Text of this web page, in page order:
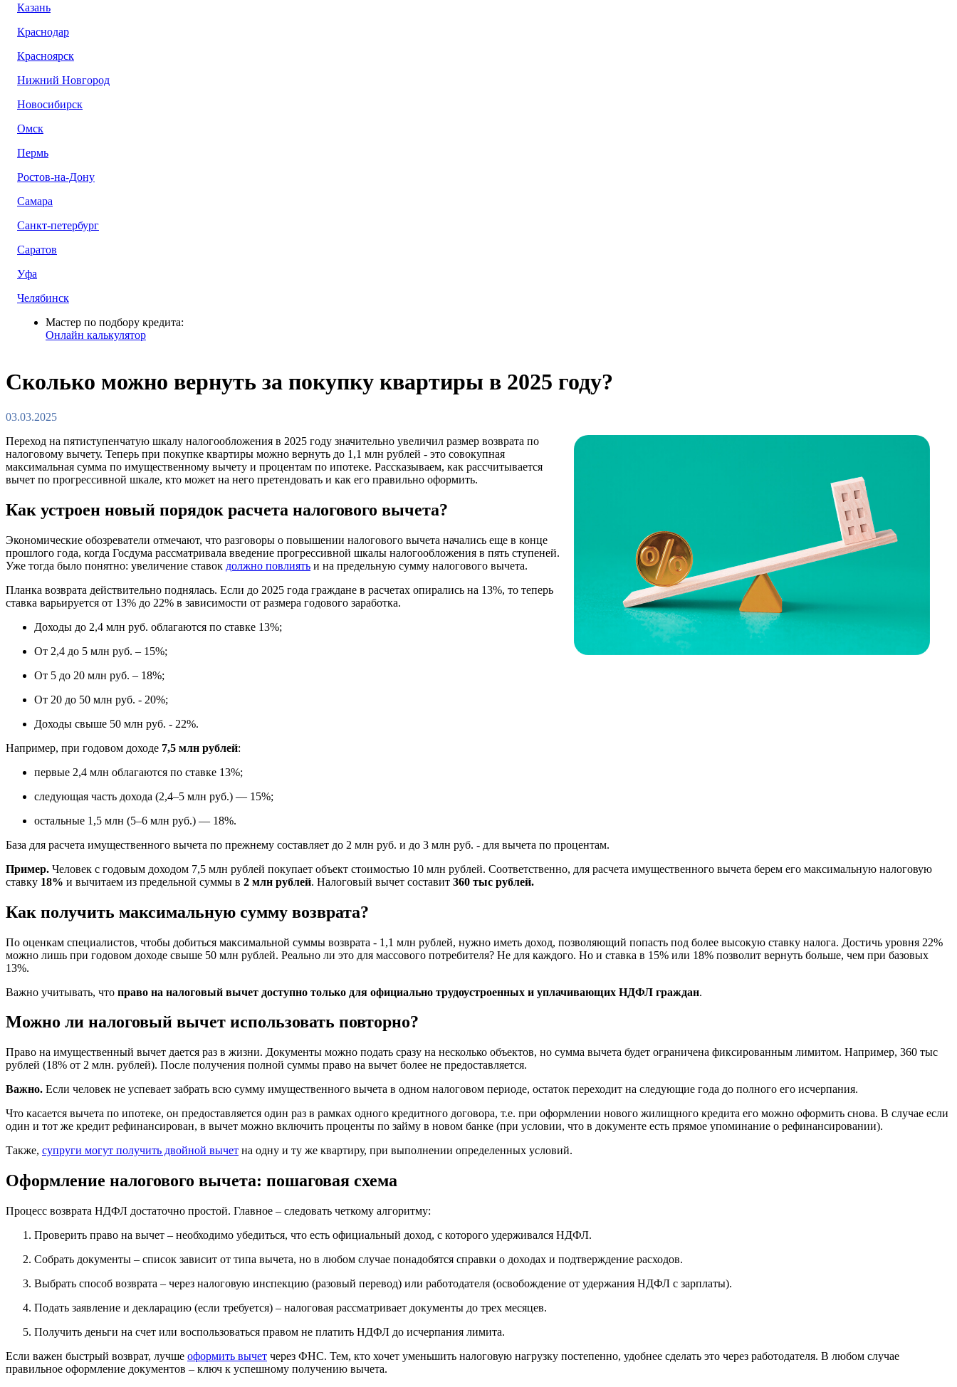
Казань
Краснодар
Красноярск
Нижний Новгород
Новосибирск
Омск
Пермь
Ростов-на-Дону
Самара
Санкт-петербург
Саратов
Уфа
Челябинск
Мастер по подбору кредита:
Онлайн калькулятор
Сколько можно вернуть за покупку квартиры в 2025 году?
03.03.2025
Переход на пятиступенчатую шкалу налогообложения в 2025 году значительно увеличил размер возврата по
налоговому вычету. Теперь при покупке квартиры можно вернуть до 1,1 млн рублей - это совокупная
максимальная сумма по имущественному вычету и процентам по ипотеке. Рассказываем, как рассчитывается
вычет по прогрессивной шкале, кто может на него претендовать и как его правильно оформить.
Как устроен новый порядок расчета налогового вычета?
Экономические обозреватели отмечают, что разговоры о повышении налогового вычета начались еще в конце
прошлого года, когда Госдума рассматривала введение прогрессивной шкалы налогообложения в пять ступеней.
Уже тогда было понятно: увеличение ставок должно повлиять и на предельную сумму налогового вычета.
Планка возврата действительно поднялась. Если до 2025 года граждане в расчетах опирались на 13%, то теперь
ставка варьируется от 13% до 22% в зависимости от размера годового заработка.
Доходы до 2,4 млн руб. облагаются по ставке 13%;
От 2,4 до 5 млн руб. – 15%;
От 5 до 20 млн руб. – 18%;
От 20 до 50 млн руб. - 20%;
Доходы свыше 50 млн руб. - 22%.
Например, при годовом доходе 7,5 млн рублей:
первые 2,4 млн облагаются по ставке 13%;
следующая часть дохода (2,4–5 млн руб.) — 15%;
остальные 1,5 млн (5–6 млн руб.) — 18%.
База для расчета имущественного вычета по прежнему составляет до 2 млн руб. и до 3 млн руб. - для вычета по процентам.
Пример. Человек с годовым доходом 7,5 млн рублей покупает объект стоимостью 10 млн рублей. Соответственно, для расчета имущественного вычета берем его максимальную налоговую
ставку 18% и вычитаем из предельной суммы в 2 млн рублей. Налоговый вычет составит 360 тыс рублей.
Как получить максимальную сумму возврата?
По оценкам специалистов, чтобы добиться максимальной суммы возврата - 1,1 млн рублей, нужно иметь доход, позволяющий попасть под более высокую ставку налога. Достичь уровня 22%
можно лишь при годовом доходе свыше 50 млн рублей. Реально ли это для массового потребителя? Не для каждого. Но и ставка в 15% или 18% позволит вернуть больше, чем при базовых
13%.
Важно учитывать, что право на налоговый вычет доступно только для официально трудоустроенных и уплачивающих НДФЛ граждан.
Можно ли налоговый вычет использовать повторно?
Право на имущественный вычет дается раз в жизни. Документы можно подать сразу на несколько объектов, но сумма вычета будет ограничена фиксированным лимитом. Например, 360 тыс
рублей (18% от 2 млн. рублей). После получения полной суммы право на вычет более не предоставляется.
Важно. Если человек не успевает забрать всю сумму имущественного вычета в одном налоговом периоде, остаток переходит на следующие года до полного его исчерпания.
Что касается вычета по ипотеке, он предоставляется один раз в рамках одного кредитного договора, т.е. при оформлении нового жилищного кредита его можно оформить снова. В случае если
один и тот же кредит рефинансирован, в вычет можно включить проценты по займу в новом банке (при условии, что в документе есть прямое упоминание о рефинансировании).
Также, супруги могут получить двойной вычет на одну и ту же квартиру, при выполнении определенных условий.
Оформление налогового вычета: пошаговая схема
Процесс возврата НДФЛ достаточно простой. Главное – следовать четкому алгоритму:
Проверить право на вычет – необходимо убедиться, что есть официальный доход, с которого удерживался НДФЛ.
Собрать документы – список зависит от типа вычета, но в любом случае понадобятся справки о доходах и подтверждение расходов.
Выбрать способ возврата – через налоговую инспекцию (разовый перевод) или работодателя (освобождение от удержания НДФЛ с зарплаты).
Подать заявление и декларацию (если требуется) – налоговая рассматривает документы до трех месяцев.
Получить деньги на счет или воспользоваться правом не платить НДФЛ до исчерпания лимита.
Если важен быстрый возврат, лучше оформить вычет через ФНС. Тем, кто хочет уменьшить налоговую нагрузку постепенно, удобнее сделать это через работодателя. В любом случае
правильное оформление документов – ключ к успешному получению вычета.